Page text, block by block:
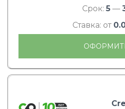
Срок: 5—
Ставка: от